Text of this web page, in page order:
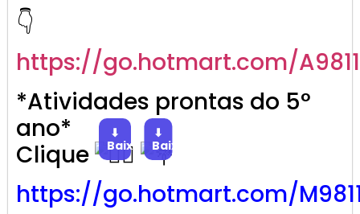
👇
https://go.hotmart.com/
*Atividades prontas do 5°
ano*
Clique
⬇
Baixar
⬇
Baixar
https://go.hotmart.com/